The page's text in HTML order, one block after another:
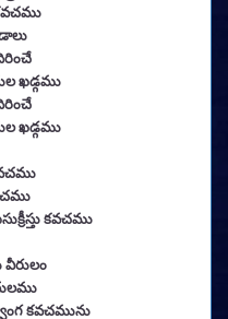
ఖడ్గము
ఖడ్గము
కవచము
కవచమును